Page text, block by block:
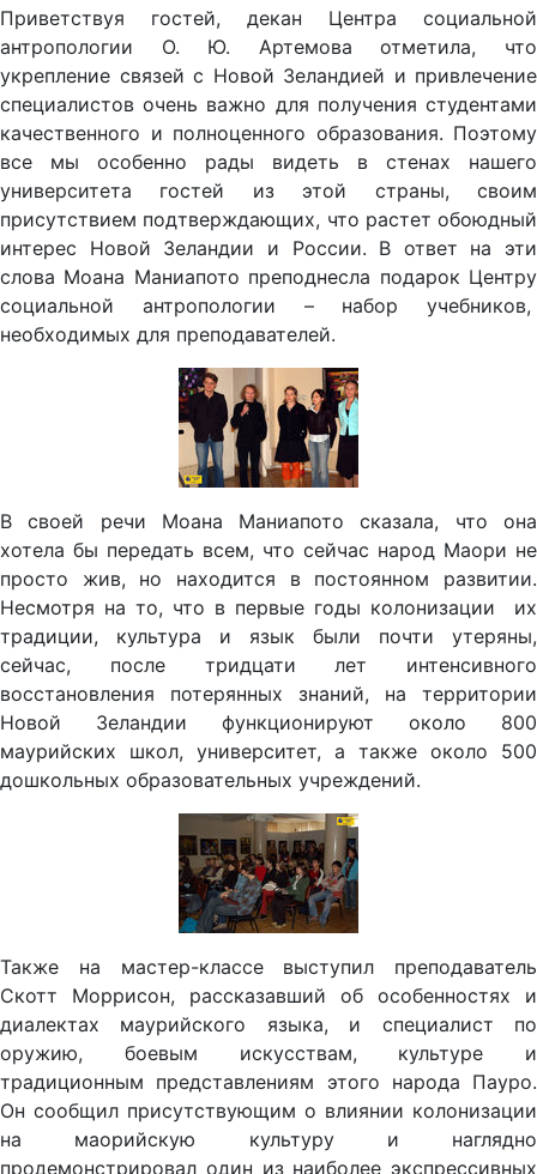
Приветствуя гостей, декан Центра социальной
антропологии О. Ю. Артемова отметила, что
укрепление связей с Новой Зеландией и привлечение
специалистов очень важно для получения студентами
качественного и полноценного образования. Поэтому
все мы особенно рады видеть в стенах нашего
университета гостей из этой страны, своим
присутствием подтверждающих, что растет обоюдный
интерес Новой Зеландии и России. В ответ на эти
слова Моана Маниапото преподнесла подарок Центру
социальной антропологии – набор учебников,
необходимых для преподавателей.
В своей речи Моана Маниапото сказала, что она
хотела бы передать всем, что сейчас народ Маори не
просто жив, но находится в постоянном развитии.
Несмотря на то, что в первые годы колонизации их
традиции, культура и язык были почти утеряны,
сейчас, после тридцати лет интенсивного
восстановления потерянных знаний, на территории
Новой Зеландии функционируют около 800
маурийских школ, университет, а также около 500
дошкольных образовательных учреждений.
Также на мастер-классе выступил преподаватель
Скотт Моррисон, рассказавший об особенностях и
диалектах маурийского языка, и специалист по
оружию, боевым искусствам, культуре и
традиционным представлениям этого народа Пауро.
Он сообщил присутствующим о влиянии колонизации
на маорийскую культуру и наглядно
продемонстрировал один из наиболее экспрессивных